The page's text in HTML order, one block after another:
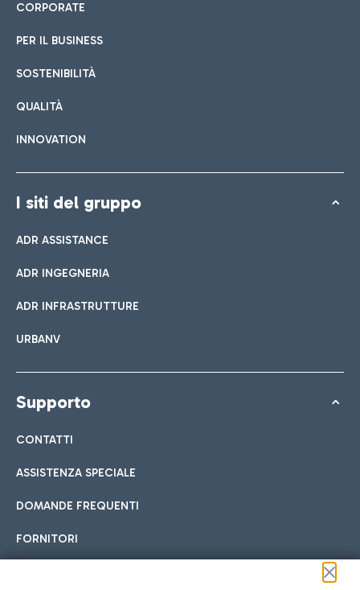
CORPORATE
PER IL BUSINESS
SOSTENIBILITÀ
QUALITÀ
INNOVATION
I siti del gruppo
ADR ASSISTANCE
ADR INGEGNERIA
ADR INFRASTRUTTURE
URBANV
Supporto
CONTATTI
ASSISTENZA SPECIALE
DOMANDE FREQUENTI
FORNITORI